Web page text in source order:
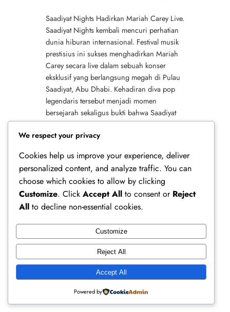
Saadiyat Nights Hadirkan Mariah Carey Live.
Saadiyat Nights kembali mencuri perhatian
dunia hiburan internasional. Festival musik
prestisius ini sukses menghadirkan Mariah
Carey secara live dalam sebuah konser
eksklusif yang berlangsung megah di Pulau
Saadiyat, Abu Dhabi. Kehadiran diva pop
legendaris tersebut menjadi momen
bersejarah sekaligus bukti bahwa Saadiyat
Nights terus berkembang sebagai destinasi
hiburan kelas…
Ferry Doedens | Public Figure, Actor & Creative
Profile
Instagram
Facebook
X
We respect your privacy
Cookies help us improve your experience, deliver
personalized content, and analyze traffic. You can
choose which cookies to allow by clicking
Customize. Click Accept All to consent or Reject
All to decline non-essential cookies.
Customize
Reject All
Accept All
Powered by